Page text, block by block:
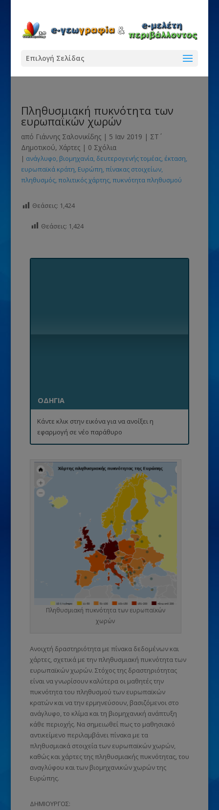
Επιλογή Σελίδας
Πληθυσμιακή πυκνότητα των
ευρωπαϊκών χωρών
από Γιάννης Σαλονικίδης| 5 Ιαν 2019 | ΣΤ΄
Δημοτικού, Χάρτες| 0 Σχόλια
| ανάγλυφο βιομηχανία δευτερογενής τομέας έκταση
ευρωπαϊκά κράτη Ευρώπη πίνακας στοιχείων
πληθυσμός πολιτικός χάρτης πυκνότητα πληθυσμού
Θεάσεις: 1,424
Θεάσεις: 1,424
ΟΔΗΓΙΑ
Κάντε κλικ στην εικόνα για να ανοίξει η
εφαρμογή σε νέο παράθυρο
Πληθυσμιακή πυκνότητα των ευρωπαϊκών
χωρών
Ανοιχτή δραστηριότητα με πίνακα δεδομένων και
χάρτες, σχετικά με την πληθυσμιακή πυκνότητα των
ευρωπαϊκών χωρών. Στόχος της δραστηριότητας
είναι να γνωρίσουν καλύτερα οι μαθητές την
πυκνότητα του πληθυσμού των ευρωπαϊκών
κρατών και να την ερμηνεύσουν, βασιζόμενοι στο
ανάγλυφο, το κλίμα και τη βιομηχανική ανάπτυξη
κάθε περιοχής. Να σημειωθεί πως το μαθησιακό
αντικείμενο περιλαμβάνει πίνακα με τα
πληθυσμιακά στοιχεία των ευρωπαϊκών χωρών,
καθώς και χάρτες της πληθυσμιακής πυκνότητας, του
αναγλύφου και των βιομηχανικών χωρών της
Ευρώπης.
ΔΗΜΙΟΥΡΓΟΣ: